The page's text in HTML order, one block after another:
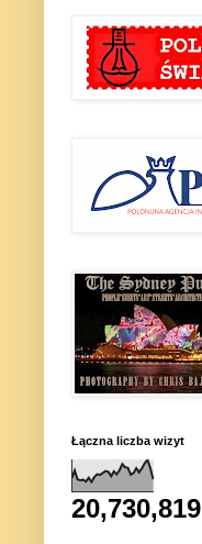
Łączna liczba wizyt
20,730,819